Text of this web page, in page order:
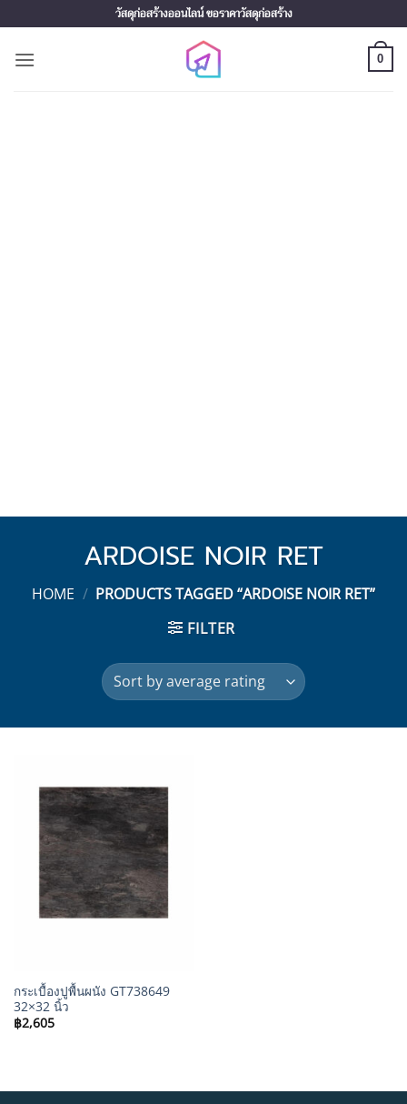
to
content
วัสดุก่อสร้างออนไลน์ ขอราคาวัสดุก่อสร้าง
0
ARDOISE NOIR RET
HOME / PRODUCTS TAGGED “ARDOISE NOIR RET”
FILTER
กระเบื้องปูพื้นผนัง GT738649
32×32 นิ้ว
฿2,605